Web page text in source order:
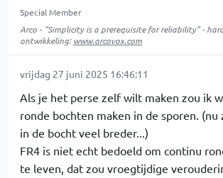
Special Member
Arco - "Simplicity is a prerequisite for reliability" -
ontwikkeling:www.arcovox.com
vrijdag 27 juni 2025 16:46:11
Als je het perse zelf wilt maken zou ik
ronde bochten maken in de sporen. (nu
in de bocht veel breder...)
FR4 is niet echt bedoeld om continu
te leven, dat zou vroegtijdige